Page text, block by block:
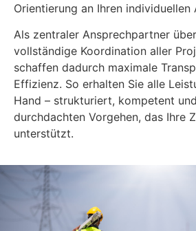
Orientierung an Ihren individuellen
Als zentraler Ansprechpartner
vollständige Koordination aller
schaffen dadurch maximale
Effizienz. So erhalten Sie alle
Hand – strukturiert, kompetent
durchdachten Vorgehen, das Ihre
unterstützt.